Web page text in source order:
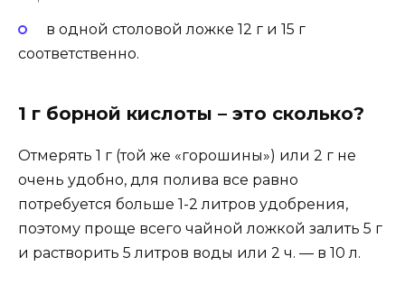
в одной столовой ложке 12 г и 15 г
соответственно.
1 г борной кислоты – это сколько?
Отмерять 1 г (той же «горошины») или 2 г не
очень удобно, для полива все равно
потребуется больше 1-2 литров удобрения,
поэтому проще всего чайной ложкой залить 5 г
и растворить 5 литров воды или 2 ч. — в 10 л.